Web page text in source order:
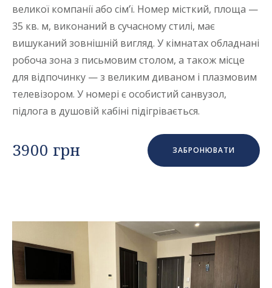
великої компанії або сім’ї. Номер місткий, площа —
35 кв. м, виконаний в сучасному стилі, має
вишуканий зовнішній вигляд. У кімнатах обладнані
робоча зона з письмовим столом, а також місце
для відпочинку — з великим диваном і плазмовим
телевізором. У номері є особистий санвузол,
підлога в душовій кабіні підігрівається.
3900 грн ЗАБРОНЮВАТИ